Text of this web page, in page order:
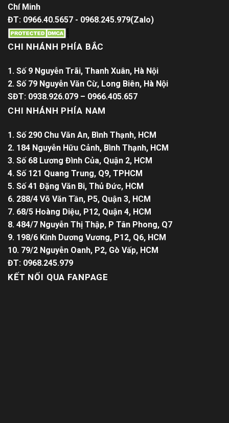
Chí Minh
ĐT: 0966.40.5657 - 0968.245.979(Zalo)
CHI NHÁNH PHÍA BẮC
1. Số 9 Nguyễn Trãi, Thanh Xuân, Hà Nội
2. Số 79 Nguyễn Văn Cừ, Long Biên, Hà Nội
SĐT: 0938.926.079 – 0966.405.657
CHI NHÁNH PHÍA NAM
1. Số 290 Chu Văn An, Bình Thạnh, HCM
2. 184 Nguyễn Hữu Cảnh, Bình Thạnh, HCM
3. Số 68 Lương Đình Của, Quận 2, HCM
4. Số 121 Quang Trung, Q9, TPHCM
5. Số 41 Đặng Văn Bi, Thủ Đức, HCM
6. 288/4 Võ Văn Tần, P5, Quận 3, HCM
7. 68/5 Hoàng Diệu, P12, Quận 4, HCM
8. 484/7 Nguyễn Thị Thập, P Tân Phong, Q7
9. 198/6 Kinh Dương Vương, P12, Q6, HCM
10. 79/2 Nguyễn Oanh, P2, Gò Vấp, HCM
ĐT: 0968.245.979
KẾT NỐI QUA FANPAGE